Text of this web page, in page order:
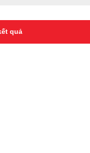
quả